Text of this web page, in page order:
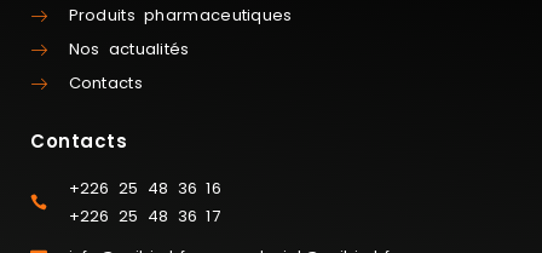
Produits pharmaceutiques
Nos actualités
Contacts
Contacts
+226 25 48 36 16
+226 25 48 36 17